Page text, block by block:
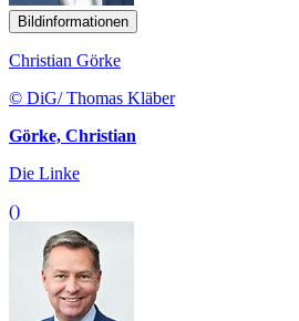
Bildinformationen
Christian Görke
© DiG/ Thomas Kläber
Görke, Christian
Die Linke
()